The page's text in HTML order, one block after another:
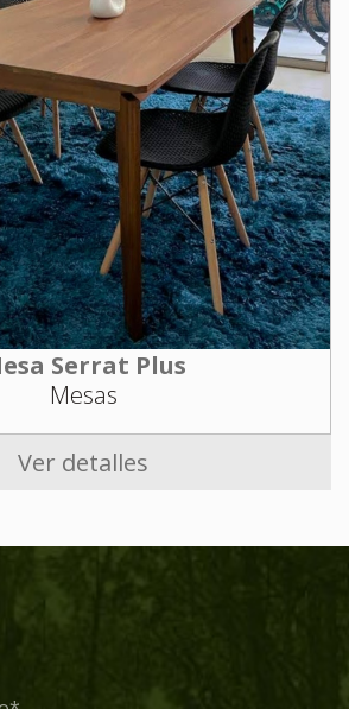
Serrat Plus
Mesas
Ver detalles